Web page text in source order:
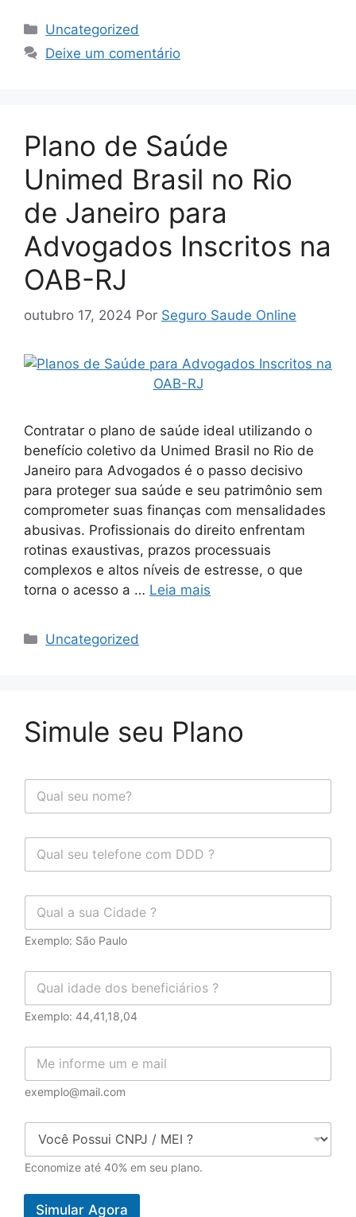
Uncategorized
Deixe um comentário
Plano de Saúde
Unimed Brasil no Rio
de Janeiro para
Advogados Inscritos na
OAB-RJ
outubro 17, 2024 Por Seguro Saude Online
Contratar o plano de saúde ideal utilizando o
benefício coletivo da Unimed Brasil no Rio de
Janeiro para Advogados é o passo decisivo
para proteger sua saúde e seu patrimônio sem
comprometer suas finanças com mensalidades
abusivas. Profissionais do direito enfrentam
rotinas exaustivas, prazos processuais
complexos e altos níveis de estresse, o que
torna o acesso a … Leia mais
Uncategorized
Simule seu Plano
Exemplo: São Paulo
Exemplo: 44,41,18,04
exemplo@mail.com
Economize até 40% em seu plano.
Simular Agora